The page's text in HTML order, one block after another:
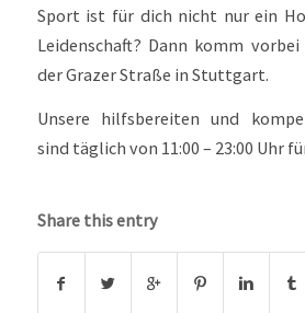
Sport ist für dich nicht nur ein
Leidenschaft? Dann komm
der Grazer Straße in Stuttgart.
Unsere hilfsbereiten und
sind täglich von 11:00 – 23:00 Uhr
Share this entry